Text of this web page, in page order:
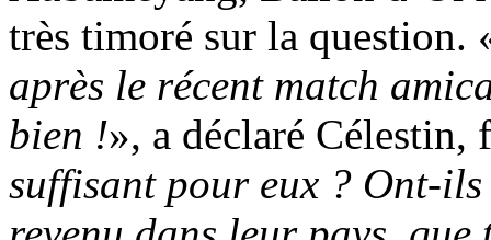
très timoré sur la question.
après le récent match
bien !», a déclaré Célestin,
suffisant pour eux ? Ont-